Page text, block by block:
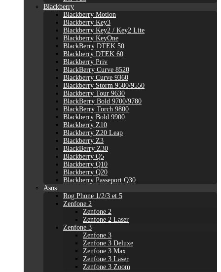
Blackberry
Blackberry Motion
Blackberry Key3
Blackberry Key2 / Key2 Lite
Blackberry KeyOne
BlackBerry DTEK 50
Blackberry DTEK 60
Blackberry Priv
BlackBerry Curve 8520
Blackberry Curve 9360
Blackberry Storm 9500/9550
Blackberry Tour 9630
BlackBerry Bold 9700/9780
BlackBerry Torch 9800
Blackberry Bold 9900
Blackberry Z10
Blackberry Z20 Leap
Blackberry Z3
BlackBerry Z30
Blackberry Q5
Blackberry Q10
Blackberry Q20
Blackberry Passeport Q30
Asus
Rog Phone 1/2/3 et 5
Zenfone 2
Zenfone 2
Zenfone 2 Laser
Zenfone 3
Zenfone 3
Zenfone 3 Deluxe
Zenfone 3 Max
Zenfone 3 Laser
Zenfone 3 Zoom